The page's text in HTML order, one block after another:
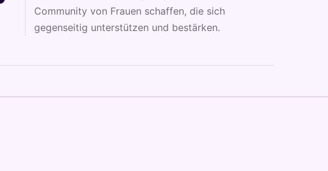
Community von Frauen schaffen, die sich
gegenseitig unterstützen und bestärken.